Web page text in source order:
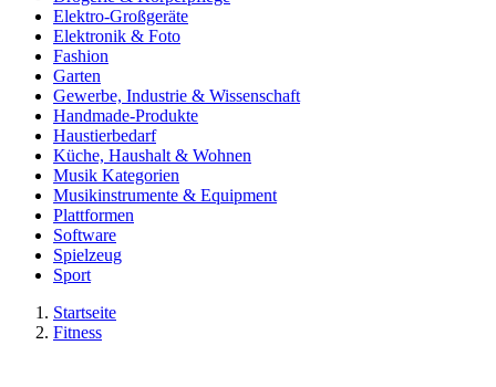
Elektro-Großgeräte
Elektronik & Foto
Fashion
Garten
Gewerbe, Industrie & Wissenschaft
Handmade-Produkte
Haustierbedarf
Küche, Haushalt & Wohnen
Musik Kategorien
Musikinstrumente & Equipment
Plattformen
Software
Spielzeug
Sport
Startseite
Fitness